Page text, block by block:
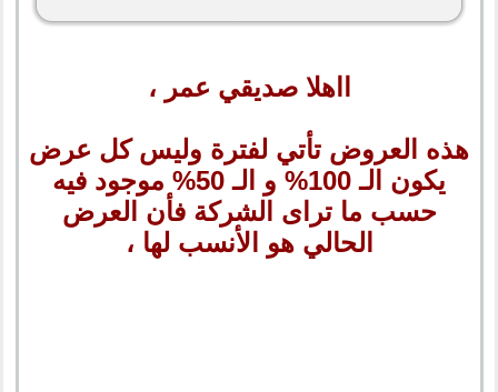
ااهلا صديقي عمر ،
هذه العروض تأتي لفترة وليس كل عرض
يكون الـ 100% و الـ 50% موجود فيه
حسب ما تراى الشركة فأن العرض
الحالي هو الأنسب لها ،